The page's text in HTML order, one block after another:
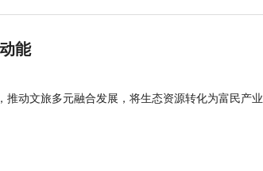
能
推动文旅多元融合发展，将生态资源转化为富民产